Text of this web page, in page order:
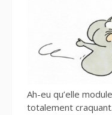
Ah-eu qu’elle
totalement